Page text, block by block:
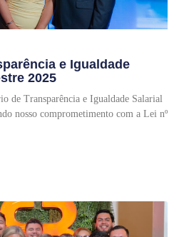
e Igualdade
2025
de Transparência e Igualdade Salarial
nosso comprometimento com a Lei nº